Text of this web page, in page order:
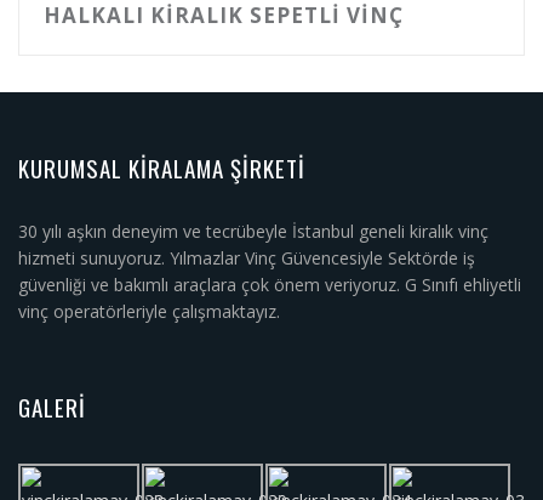
HALKALI KIRALIK SEPETLI VINÇ
KURUMSAL KIRALAMA ŞIRKETI
30 yılı aşkın deneyim ve tecrübeyle İstanbul geneli kiralık vinç
hizmeti sunuyoruz. Yılmazlar Vinç Güvencesiyle Sektörde iş
güvenliği ve bakımlı araçlara çok önem veriyoruz. G Sınıfı ehliyetli
vinç operatörleriyle çalışmaktayız.
GALERI